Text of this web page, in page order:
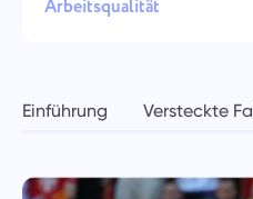
Arbeitsqualität
Einführung Versteckte